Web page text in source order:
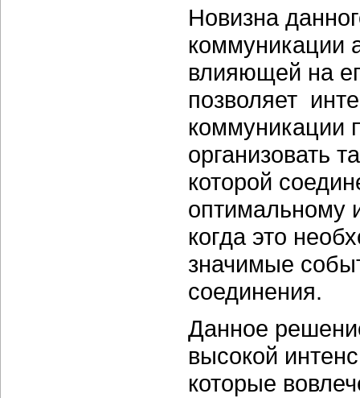
Новизна
коммуникации
влияющей на
позволяет
коммуникации
организовать
которой
оптимальному
когда это
значимые
соединения.
Данное
высокой
которые